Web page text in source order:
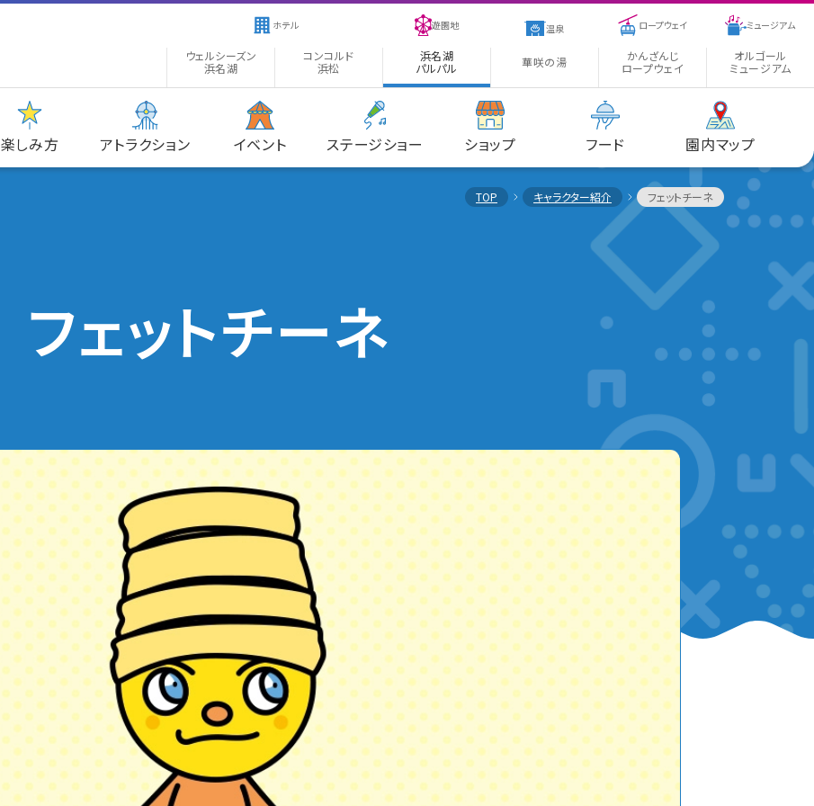
ホテル
ウェルシーズン
浜名湖
コンコルド
浜松
遊園地
浜名湖
パルパル
温泉
華咲の湯
ロープウェイ
かんざんじ
ロープウェイ
ミュージアム
オルゴール
ミュージアム
楽しみ方 アトラクション イベント ステージショー ショップ フード 園内マップ
TOP キャラクター紹介 フェットチーネ
フェットチーネ